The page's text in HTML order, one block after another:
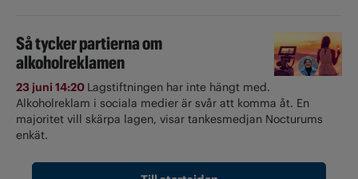
Så tycker partierna om
alkoholreklamen
23 juni 14:20 Lagstiftningen har inte hängt med.
Alkoholreklam i sociala medier är svår att komma åt. En
majoritet vill skärpa lagen, visar tankesmedjan Nocturums
enkät.